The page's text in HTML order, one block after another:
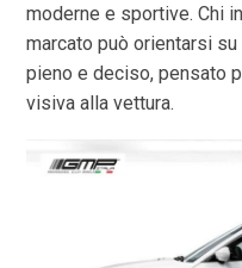
moderne e sportive. Chi
marcato può orientarsi su
pieno e deciso, pensato
visiva alla vettura.